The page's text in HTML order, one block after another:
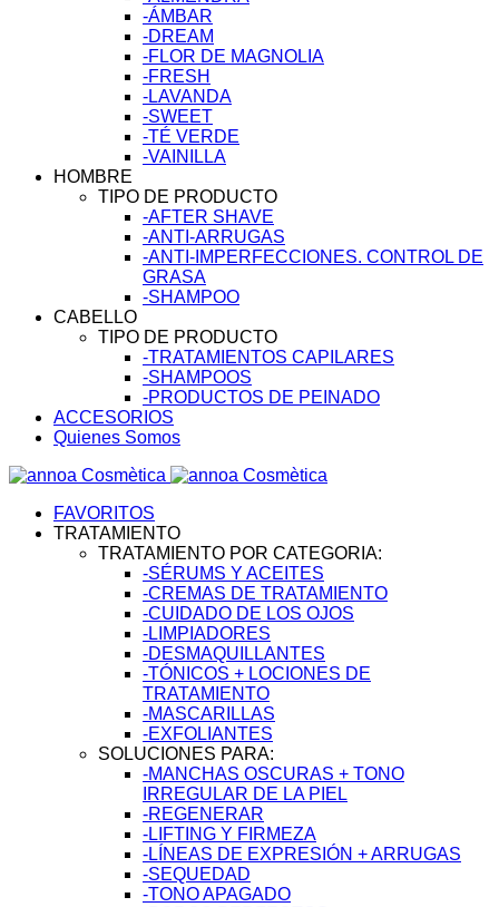
-ÁMBAR
-DREAM
-FLOR DE MAGNOLIA
-FRESH
-LAVANDA
-SWEET
-TÉ VERDE
-VAINILLA
HOMBRE
TIPO DE PRODUCTO
-AFTER SHAVE
-ANTI-ARRUGAS
-ANTI-IMPERFECCIONES. CONTROL DE
GRASA
-SHAMPOO
CABELLO
TIPO DE PRODUCTO
-TRATAMIENTOS CAPILARES
-SHAMPOOS
-PRODUCTOS DE PEINADO
ACCESORIOS
Quienes Somos
FAVORITOS
TRATAMIENTO
TRATAMIENTO POR CATEGORIA:
-SÉRUMS Y ACEITES
-CREMAS DE TRATAMIENTO
-CUIDADO DE LOS OJOS
-LIMPIADORES
-DESMAQUILLANTES
-TÓNICOS + LOCIONES DE
TRATAMIENTO
-MASCARILLAS
-EXFOLIANTES
SOLUCIONES PARA:
-MANCHAS OSCURAS + TONO
IRREGULAR DE LA PIEL
-REGENERAR
-LIFTING Y FIRMEZA
-LÍNEAS DE EXPRESIÓN + ARRUGAS
-SEQUEDAD
-TONO APAGADO